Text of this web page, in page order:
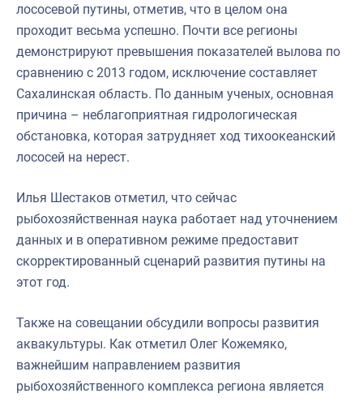
лососевой путины, отметив, что в целом она
проходит весьма успешно. Почти все регионы
демонстрируют превышения показателей вылова по
сравнению с 2013 годом, исключение составляет
Сахалинская область. По данным ученых, основная
причина – неблагоприятная гидрологическая
обстановка, которая затрудняет ход тихоокеанский
лососей на нерест.
Илья Шестаков отметил, что сейчас
рыбохозяйственная наука работает над уточнением
данных и в оперативном режиме предоставит
скорректированный сценарий развития путины на
этот год.
Также на совещании обсудили вопросы развития
аквакультуры. Как отметил Олег Кожемяко,
важнейшим направлением развития
рыбохозяйственного комплекса региона является